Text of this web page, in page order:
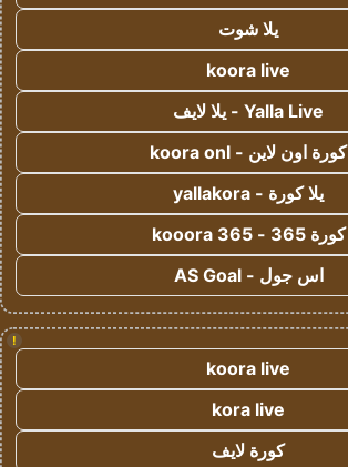
يلا شوت
koora live
Yalla Live - يلا لايف
كورة اون لاين - koora onl
يلا كورة - yallakora
كورة 365 - kooora 365
اس جول - AS Goal
!
koora live
kora live
كورة لايف